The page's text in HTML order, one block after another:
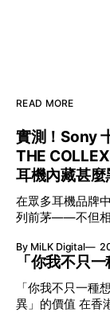
READ MORE
實測！Sony
THE
耳機內藏甚麼
在眾多耳機品牌
列前茅——不但相
VGP 金獎，也是
By MiLK Digital
「你我不只一
「你我不只一種想像」 「無限亮」邀請觀眾
異」的價值 在香港，每年二、三月的春季，一個名字低調但